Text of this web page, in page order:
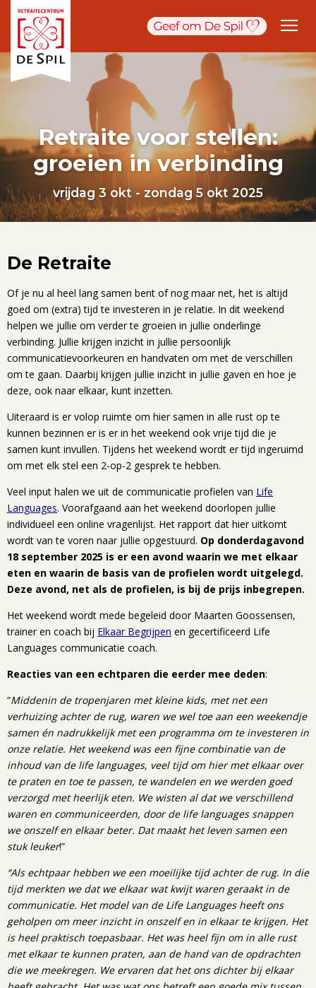
Retraite voor stellen:
groeien in verbinding
vrijdag 3 okt - zondag 5 okt 2025
De Retraite
Of je nu al heel lang samen bent of nog maar net, het is altijd
goed om (extra) tijd te investeren in je relatie. In dit weekend
helpen we jullie om verder te groeien in jullie onderlinge
verbinding. Jullie krijgen inzicht in jullie persoonlijk
communicatievoorkeuren en handvaten om met de verschillen
om te gaan. Daarbij krijgen jullie inzicht in jullie gaven en hoe je
deze, ook naar elkaar, kunt inzetten.
Uiteraard is er volop ruimte om hier samen in alle rust op te
kunnen bezinnen er is er in het weekend ook vrije tijd die je
samen kunt invullen. Tijdens het weekend wordt er tijd ingeruimd
om met elk stel een 2-op-2 gesprek te hebben.
Veel input halen we uit de communicatie profielen van Life
Languages. Voorafgaand aan het weekend doorlopen jullie
individueel een online vragenlijst. Het rapport dat hier uitkomt
wordt van te voren naar jullie opgestuurd. Op donderdagavond
18 september 2025 is er een avond waarin we met elkaar
eten en waarin de basis van de profielen wordt uitgelegd.
Deze avond, net als de profielen, is bij de prijs inbegrepen.
Het weekend wordt mede begeleid door Maarten Goossensen,
trainer en coach bij Elkaar Begrijpen en gecertificeerd Life
Languages communicatie coach.
Reacties van een echtparen die eerder mee deden:
“Middenin de tropenjaren met kleine kids, met net een
verhuizing achter de rug, waren we wel toe aan een weekendje
samen én nadrukkelijk met een programma om te investeren in
onze relatie. Het weekend was een fijne combinatie van de
inhoud van de life languages, veel tijd om hier met elkaar over
te praten en toe te passen, te wandelen en we werden goed
verzorgd met heerlijk eten. We wisten al dat we verschillend
waren en communiceerden, door de life languages snappen
we onszelf en elkaar beter. Dat maakt het leven samen een
stuk leuker!”
“Als echtpaar hebben we een moeilijke tijd achter de rug. In die
tijd merkten we dat we elkaar wat kwijt waren geraakt in de
communicatie. Het model van de Life Languages heeft ons
geholpen om meer inzicht in onszelf en in elkaar te krijgen. Het
is heel praktisch toepasbaar. Het was heel fijn om in alle rust
met elkaar te kunnen praten, aan de hand van de opdrachten
die we meekregen. We ervaren dat het ons dichter bij elkaar